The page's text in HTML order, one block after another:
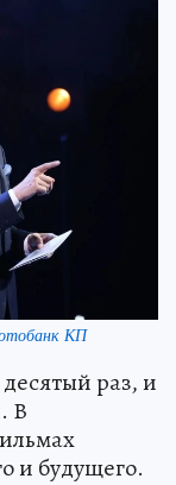
КП
раз, и
В
и будущего.